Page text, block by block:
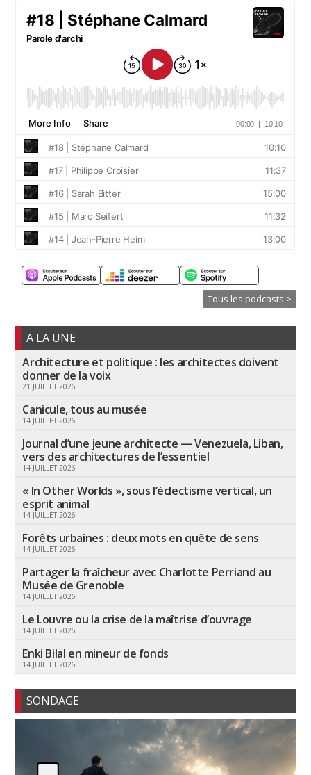
Tous les podcasts >
A LA UNE
Architecture et politique : les architectes doivent
donner de la voix
21 JUILLET 2026
Canicule, tous au musée
14 JUILLET 2026
Journal d’une jeune architecte — Venezuela, Liban,
vers des architectures de l’essentiel
14 JUILLET 2026
« In Other Worlds », sous l’éclectisme vertical, un
esprit animal
14 JUILLET 2026
Forêts urbaines : deux mots en quête de sens
14 JUILLET 2026
Partager la fraîcheur avec Charlotte Perriand au
Musée de Grenoble
14 JUILLET 2026
Le Louvre ou la crise de la maîtrise d’ouvrage
14 JUILLET 2026
Enki Bilal en mineur de fonds
14 JUILLET 2026
SONDAGE